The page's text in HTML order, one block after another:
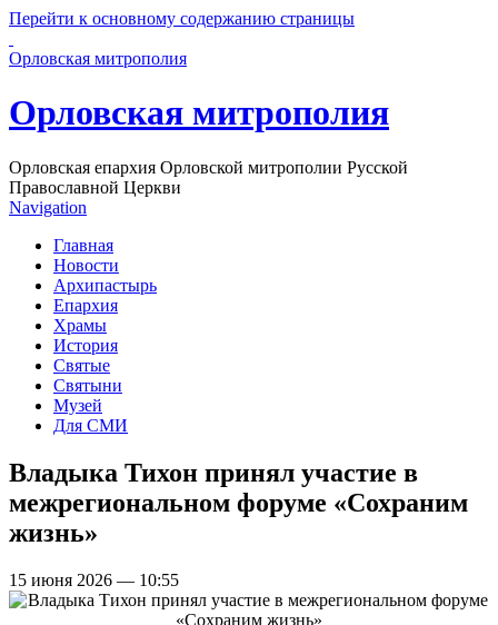
Перейти к основному содержанию страницы
Орловская митрополия
Орловская митрополия
Орловская епархия Орловской митрополии Русской
Православной Церкви
Navigation
Главная
Новости
Архипастырь
Епархия
Храмы
История
Святые
Святыни
Музей
Для СМИ
Владыка Тихон принял участие в
межрегиональном форуме «Сохраним
жизнь»
15 июня 2026 — 10:55